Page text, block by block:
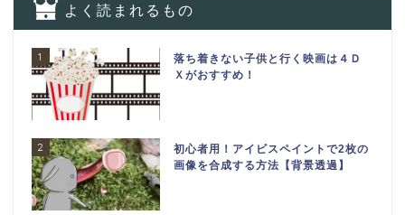
よく読まれるもの
1
落ち着きない子供と行く映画は４Ｄ
Ｘがおすすめ！
2
初心者用！アイビスペイントで2枚の
画像を合成する方法【背景透過】